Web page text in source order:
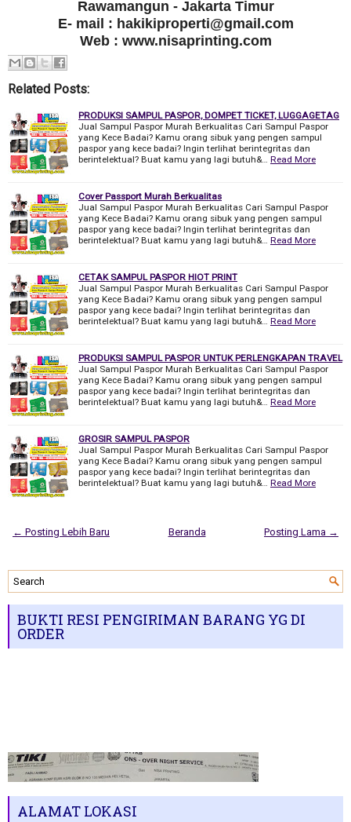
Rawamangun - Jakarta Timur
E- mail : hakikiproperti@gmail.com
Web : www.nisaprinting.com
Related Posts:
PRODUKSI SAMPUL PASPOR, DOMPET TICKET, LUGGAGETAG
Jual Sampul Paspor Murah Berkualitas Cari Sampul Paspor
yang Kece Badai? Kamu orang sibuk yang pengen sampul
paspor yang kece badai? Ingin terlihat berintegritas dan
berintelektual? Buat kamu yang lagi butuh&… Read More
Cover Passport Murah Berkualitas
Jual Sampul Paspor Murah Berkualitas Cari Sampul Paspor
yang Kece Badai? Kamu orang sibuk yang pengen sampul
paspor yang kece badai? Ingin terlihat berintegritas dan
berintelektual? Buat kamu yang lagi butuh&… Read More
CETAK SAMPUL PASPOR HIOT PRINT
Jual Sampul Paspor Murah Berkualitas Cari Sampul Paspor
yang Kece Badai? Kamu orang sibuk yang pengen sampul
paspor yang kece badai? Ingin terlihat berintegritas dan
berintelektual? Buat kamu yang lagi butuh&… Read More
PRODUKSI SAMPUL PASPOR UNTUK PERLENGKAPAN TRAVEL
Jual Sampul Paspor Murah Berkualitas Cari Sampul Paspor
yang Kece Badai? Kamu orang sibuk yang pengen sampul
paspor yang kece badai? Ingin terlihat berintegritas dan
berintelektual? Buat kamu yang lagi butuh&… Read More
GROSIR SAMPUL PASPOR
Jual Sampul Paspor Murah Berkualitas Cari Sampul Paspor
yang Kece Badai? Kamu orang sibuk yang pengen sampul
paspor yang kece badai? Ingin terlihat berintegritas dan
berintelektual? Buat kamu yang lagi butuh&… Read More
← Posting Lebih Baru Posting Lama →
Beranda
BUKTI RESI PENGIRIMAN BARANG YG DI
ORDER
ALAMAT LOKASI